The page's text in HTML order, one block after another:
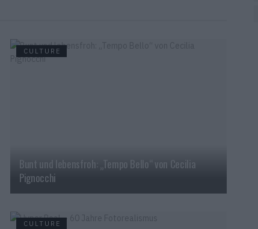
CULTURE
Bunt und lebensfroh: „Tempo Bello“ von Cecilia
Pignocchi
CULTURE